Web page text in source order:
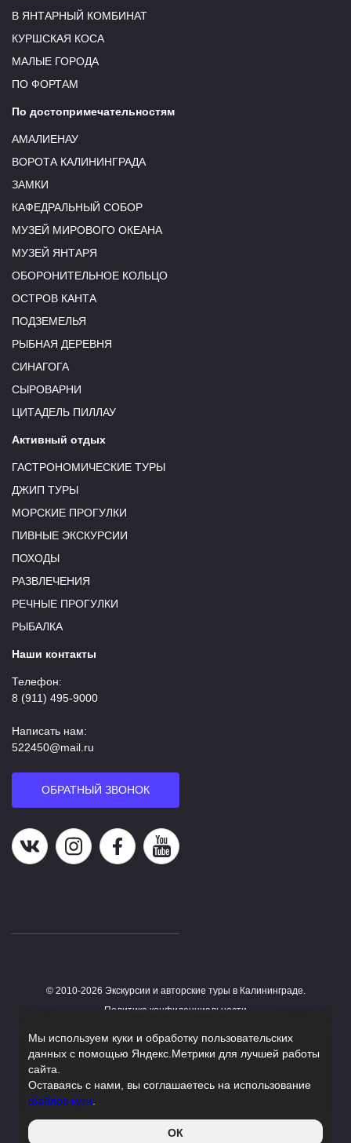
В ЯНТАРНЫЙ КОМБИНАТ
КУРШСКАЯ КОСА
МАЛЫЕ ГОРОДА
ПО ФОРТАМ
По достопримечательностям
АМАЛИЕНАУ
ВОРОТА КАЛИНИНГРАДА
ЗАМКИ
КАФЕДРАЛЬНЫЙ СОБОР
МУЗЕЙ МИРОВОГО ОКЕАНА
МУЗЕЙ ЯНТАРЯ
ОБОРОНИТЕЛЬНОЕ КОЛЬЦО
ОСТРОВ КАНТА
ПОДЗЕМЕЛЬЯ
РЫБНАЯ ДЕРЕВНЯ
СИНАГОГА
СЫРОВАРНИ
ЦИТАДЕЛЬ ПИЛЛАУ
Активный отдых
ГАСТРОНОМИЧЕСКИЕ ТУРЫ
ДЖИП ТУРЫ
МОРСКИЕ ПРОГУЛКИ
ПИВНЫЕ ЭКСКУРСИИ
ПОХОДЫ
РАЗВЛЕЧЕНИЯ
РЕЧНЫЕ ПРОГУЛКИ
РЫБАЛКА
Наши контакты
Телефон:
8 (911) 495-9000
Написать нам:
522450@mail.ru
ОБРАТНЫЙ ЗВОНОК
Наша группа в ВКНаша страница в Instagram
Наша группа в Facebook
Наш канал на YouTube
© 2010-2026 Экскурсии и авторские туры в Калининграде.
Политика конфиденциальности
Работает на HostCMS
Данный сайт является информационным сервисом,
помогающим с поиском экскурсий и туров и не оказывает
Мы используем куки и обработку пользовательских
данных с помощью Яндекс.Метрики для лучшей работы
сайта.
Оставаясь с нами, вы соглашаетесь на использование
файлов куки
ОК